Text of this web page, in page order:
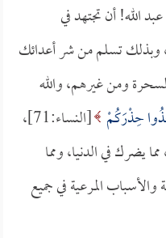
الله! أن تجتهد في
وبذلك تسلم من شر أعدائك
ومن غيرهم، والله
حِذْرَكُمْ
[النساء:71]،
يضرك في الدنيا، ومما
المرعية في جميع